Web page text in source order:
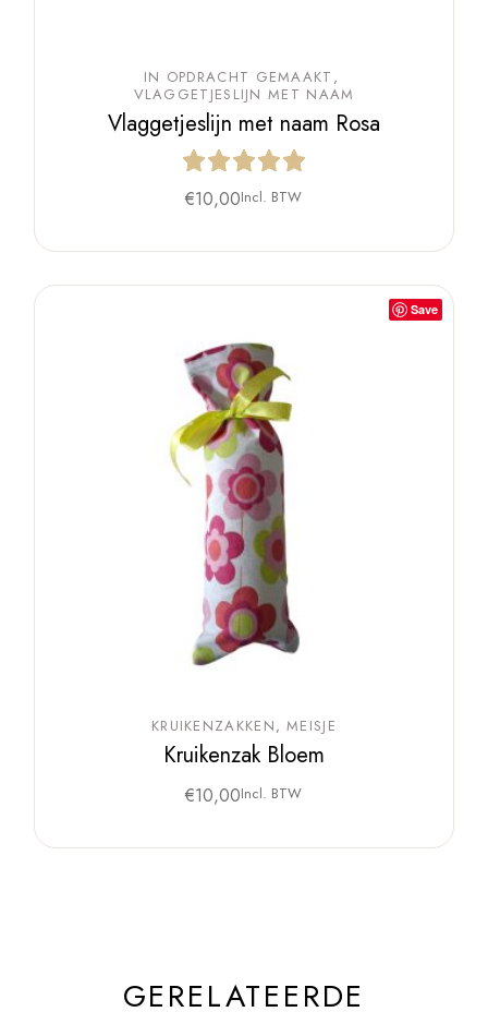
IN OPDRACHT GEMAAKT
VLAGGETJESLIJN MET NAAM
Vlaggetjeslijn met naam Rosa
€10,00Incl. BTW
Save
KRUIKENZAKKEN MEISJE
Kruikenzak Bloem
€10,00Incl. BTW
GERELATEERDE